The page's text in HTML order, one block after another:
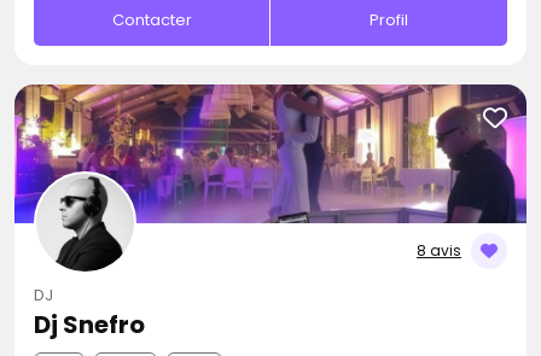
Contacter Profil
8 avis
DJ
Dj Snefro